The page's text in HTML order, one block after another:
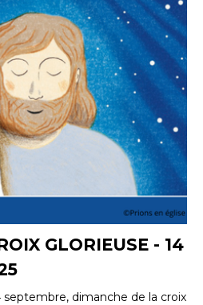
GLORIEUSE - 14
septembre, dimanche de la croix